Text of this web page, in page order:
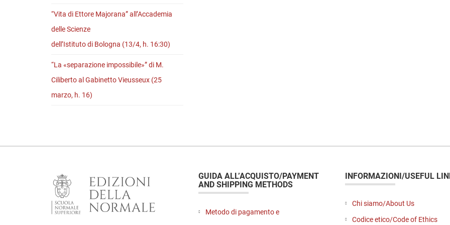
“Vita di Ettore Majorana” all’Accademia
delle Scienze
dell’Istituto di Bologna (13/4, h. 16:30)
“La «separazione impossibile»” di M.
Ciliberto al Gabinetto Vieusseux (25
marzo, h. 16)
GUIDA ALL’ACQUISTO/PAYMENT
AND SHIPPING METHODS
Metodo di pagamento e
INFORMAZIONI/USEFUL
Chi siamo/About Us
Codice etico/Code of Ethics